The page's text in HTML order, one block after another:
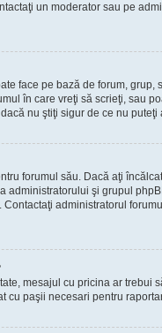
un moderator sau pe
face pe bază de forum, grup,
în care vreţi să scrieţi, sau
nu ştiţi sigur de ce nu
forumul său. Dacă aţi
administratorului şi grupul
administratorul
mesajul cu pricina ar trebui
cu paşii necesari pentru